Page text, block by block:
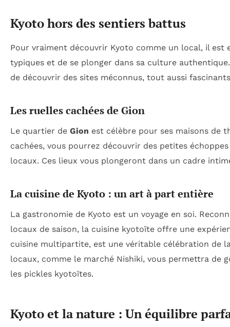
Kyoto hors des sentiers battus
Pour vraiment découvrir Kyoto comme un local, il est
typiques et de se plonger dans sa culture
de découvrir des sites méconnus, tout aussi
Les ruelles cachées de Gion
Le quartier de Gion est célèbre pour ses maisons de
cachées, vous pourrez découvrir des petites
locaux. Ces lieux vous plongeront dans un cadre
La cuisine de Kyoto : un art à part entière
La gastronomie de Kyoto est un voyage en soi.
locaux de saison, la cuisine kyotoïte offre une
cuisine multipartite, est une véritable célébration de
locaux, comme le marché Nishiki, vous permettra de
les pickles kyotoïtes.
Kyoto et la nature : Un équilibre